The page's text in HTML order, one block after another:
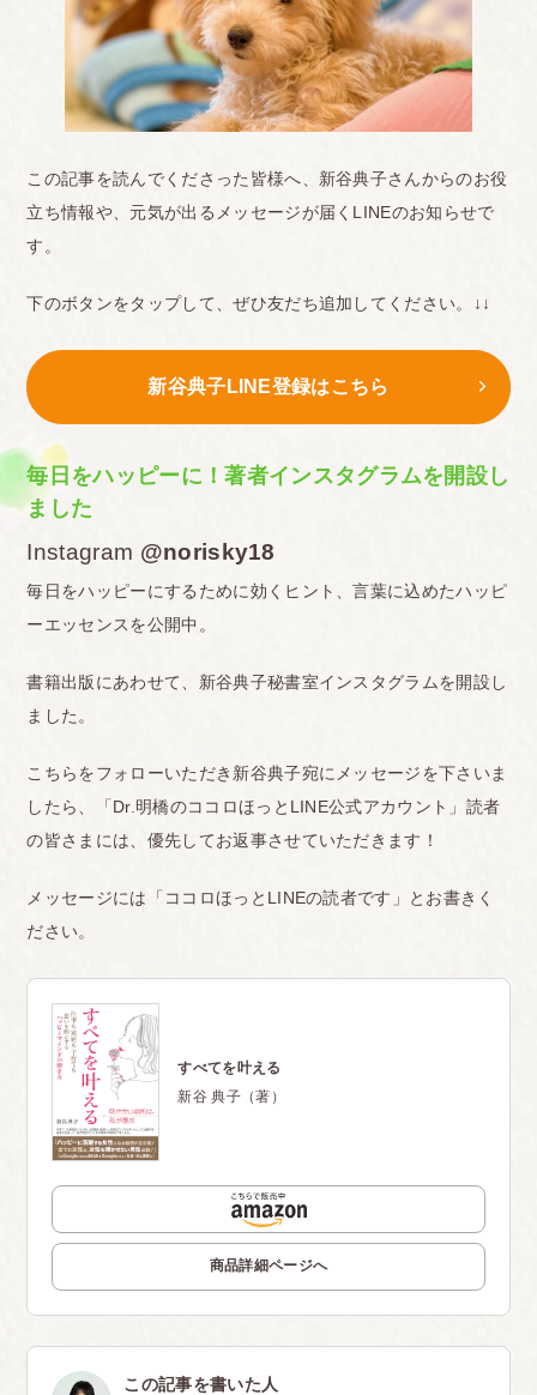
この記事を読んでくださった皆様へ、新谷典子さんからのお役
立ち情報や、元気が出るメッセージが届くLINEのお知らせで
す。
下のボタンをタップして、ぜひ友だち追加してください。↓↓
新谷典子LINE登録はこちら
毎日をハッピーに！著者インスタグラムを開設し
ました
Instagram @norisky18
毎日をハッピーにするために効くヒント、言葉に込めたハッピ
ーエッセンスを公開中。
書籍出版にあわせて、新谷典子秘書室インスタグラムを開設し
ました。
こちらをフォローいただき新谷典子宛にメッセージを下さいま
したら、「Dr.明橋のココロほっとLINE公式アカウント」読者
の皆さまには、優先してお返事させていただきます！
メッセージには「ココロほっとLINEの読者です」とお書きく
ださい。
すべてを叶える
新谷 典子（著）
商品詳細ページへ
この記事を書いた人